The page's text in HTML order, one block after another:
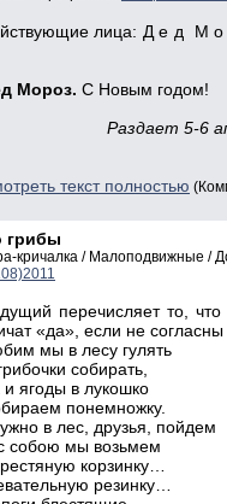
лица: Д е д М о
Мороз. С Новым годом!
Раздает 5-6
текст полностью
грибы
кричалка / Малоподвижные /
перечисляет то,
«да», если не
мы в лесу гулять
собирать,
и ягоды в лукошко
понемножку.
в лес, друзья, пойдем
собою мы возьмем
корзинку…
резинку…